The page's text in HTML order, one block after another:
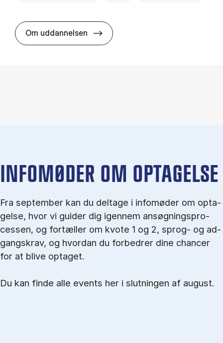
Om uddannelsen BSc in In­ter­na­tion­al Busi­ness
IN­FO­MØ­DER OM OP­TA­GEL­SE
Fra september kan du del­tage i in­fo­mø­der om op­ta­
gel­se, hvor vi gu­i­der dig igen­nem an­søg­nings­pro­
ces­sen, og for­tæl­ler om kvo­te 1 og 2, sprog- og ad­
gangs­krav, og hvordan du forbedrer dine chancer
for at blive optaget.
Du kan finde alle events her i slutningen af august.